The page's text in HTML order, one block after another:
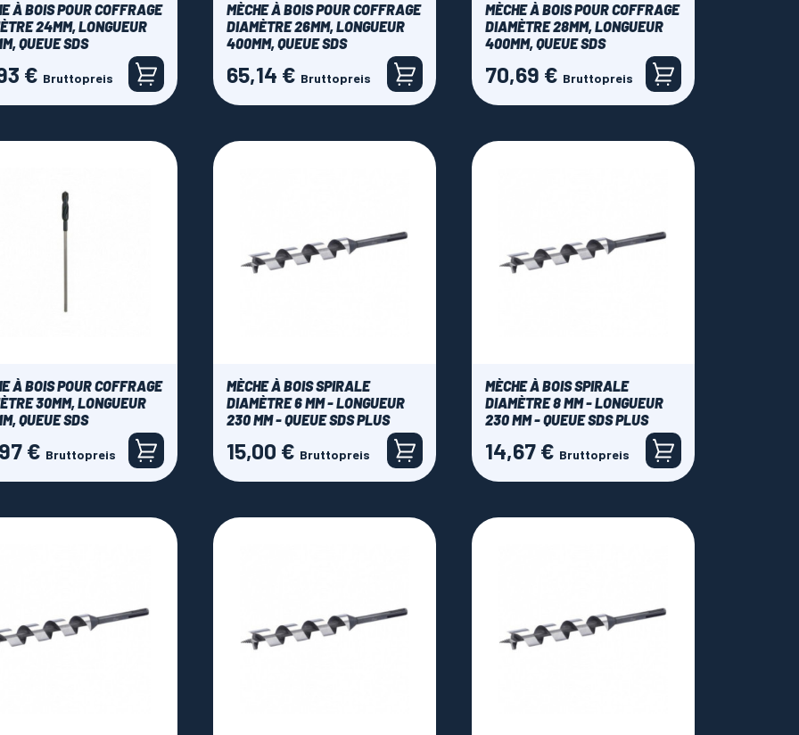
À BOIS POUR COFFRAGE
24MM, LONGUEUR
QUEUE SDS
€ Bruttopreis
MÈCHE À BOIS POUR COFFRAGE
DIAMÈTRE 26MM, LONGUEUR
400MM, QUEUE SDS
Preis
65,14 € Bruttopreis
MÈCHE À BOIS POUR COFFRAGE
DIAMÈTRE 28MM, LONGUEUR
400MM, QUEUE SDS
Preis
70,69 € Bruttopreis
À BOIS POUR COFFRAGE
30MM, LONGUEUR
QUEUE SDS
€ Bruttopreis
MÈCHE À BOIS SPIRALE
DIAMÈTRE 6 MM - LONGUEUR
230 MM - QUEUE SDS PLUS
Preis
15,00 € Bruttopreis
MÈCHE À BOIS SPIRALE
DIAMÈTRE 8 MM - LONGUEUR
230 MM - QUEUE SDS PLUS
Preis
14,67 € Bruttopreis